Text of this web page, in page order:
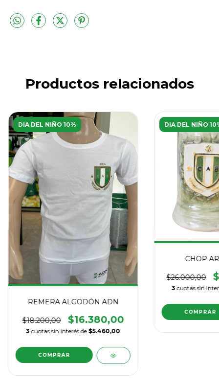
Productos relacionados
DIA DEL NIÑO 10%
REMERA ALGODÓN ADN
$18.200,00 $16.380,00
3 cuotas sin interés de $5.460,00
COMPRAR
DIA DEL NIÑO
CHOP
$26.000,00
3 cuotas sin